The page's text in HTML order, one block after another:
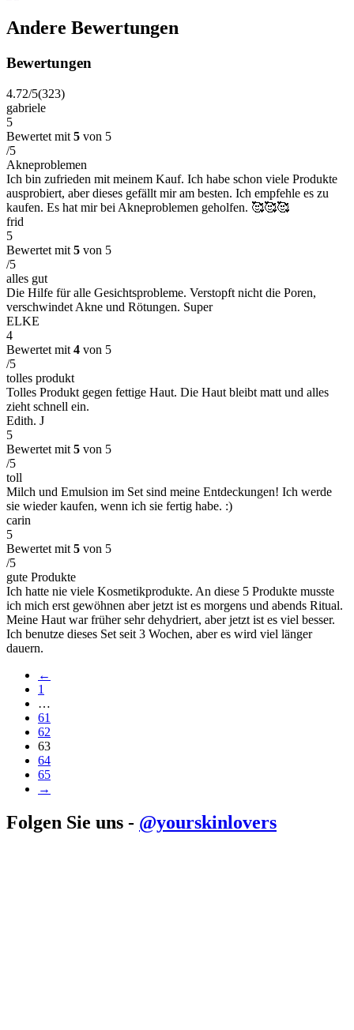
Andere Bewertungen
Bewertungen
4.72/5(323)
gabriele
5
Bewertet mit 5 von 5
/5
Akneproblemen
Ich bin zufrieden mit meinem Kauf. Ich habe schon viele Produkte
ausprobiert, aber dieses gefällt mir am besten. Ich empfehle es zu
kaufen. Es hat mir bei Akneproblemen geholfen. 🥰🥰🥰
frid
5
Bewertet mit 5 von 5
/5
alles gut
Die Hilfe für alle Gesichtsprobleme. Verstopft nicht die Poren,
verschwindet Akne und Rötungen. Super
ELKE
4
Bewertet mit 4 von 5
/5
tolles produkt
Tolles Produkt gegen fettige Haut. Die Haut bleibt matt und alles
zieht schnell ein.
Edith. J
5
Bewertet mit 5 von 5
/5
toll
Milch und Emulsion im Set sind meine Entdeckungen! Ich werde
sie wieder kaufen, wenn ich sie fertig habe. :)
carin
5
Bewertet mit 5 von 5
/5
gute Produkte
Ich hatte nie viele Kosmetikprodukte. An diese 5 Produkte musste
ich mich erst gewöhnen aber jetzt ist es morgens und abends Ritual.
Meine Haut war früher sehr dehydriert, aber jetzt ist es viel besser.
Ich benutze dieses Set seit 3 Wochen, aber es wird viel länger
dauern.
←
1
…
61
62
63
64
65
→
Folgen Sie uns - @yourskinlovers